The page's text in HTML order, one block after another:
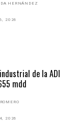
HERNÁNDEZ
2026
de la ADI
mdd
2026